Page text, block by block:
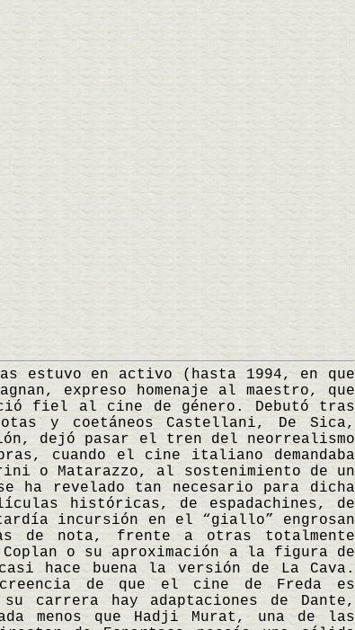
en activo (hasta 1994, en que
expreso homenaje al maestro, que
fiel al cine de género. Debutó tras
y coetáneos Castellani, De Sica,
dejó pasar el tren del neorrealismo
cuando el cine italiano demandaba
o Matarazzo, al sostenimiento de un
ha revelado tan necesario para dicha
históricas, de espadachines, de
incursión en el “giallo” engrosan
de nota, frente a otras totalmente
o su aproximación a la figura de
hace buena la versión de La Cava.
de que el cine de Freda es
carrera hay adaptaciones de Dante,
menos que Hadji Murat, una de las